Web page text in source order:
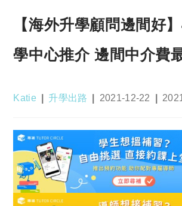
【海外升學顧問邊間好
學中心推介 邊間中介費
Post
Katie
Post
升學出路
Post
2021-12-22
Post